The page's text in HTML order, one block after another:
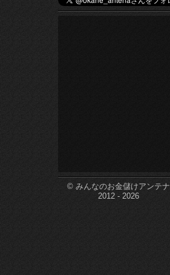
© みんなのお金儲けアンテナ
2012 - 2026